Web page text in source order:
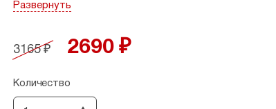
для крепления к стене. Икона находится в коробочке.
Размеры: 19,7 х 26,5 см, толщина - 2,5 см.
Страна производитель: Россия, г. Орел.
Развернуть
3165 ₽ 2690 ₽
Количество